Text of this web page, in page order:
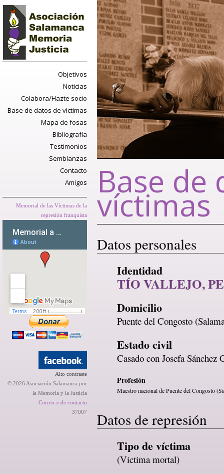
Objetivos
Noticias
Colabora/Hazte socio
Base de datos de víctimas
Mapa de fosas
Bibliografía
Testimonios
Semblanzas
Contacto
Amigos
Memorial de las Víctimas de la
represión franquista
Alto contraste
© 2026 Asociación Salamanca por
la Memoria y la Justicia
Correo-e de contacto
37007
Base de
víctimas
Datos personales
Identidad
TÍO VALLEJO,
Domicilio
Puente del Congosto
Estado civil
Casado con Josefa Sánchez
Profesión
Maestro nacional de Puente del Congosto
Datos de represión
Tipo de víctima
(Victima mortal)